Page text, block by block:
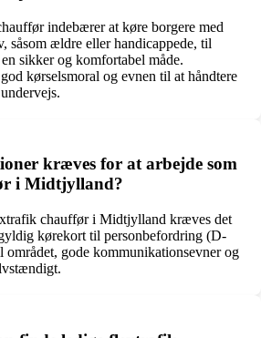
indebærer at køre borgere med
såsom ældre eller handicappede, til
sikker og komfortabel måde.
kørselsmoral og evnen til at håndtere
kræves for at arbejde som
i Midtjylland?
chauffør i Midtjylland kræves det
kørekort til personbefordring (D-
området, gode kommunikationsevner og